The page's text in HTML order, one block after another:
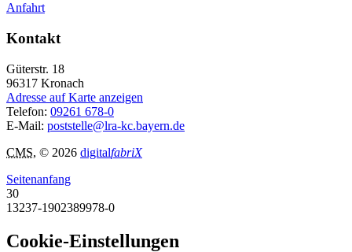
Anfahrt
Kontakt
Güterstr. 18
96317 Kronach
Adresse auf Karte anzeigen
Telefon: 09261 678-0
E-Mail: poststelle@lra-kc.bayern.de
CMS, © 2026 digitalfabriX
Seitenanfang
30
13237-1902389978-0
Cookie-Einstellungen